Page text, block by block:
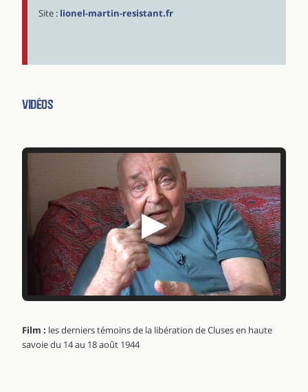
Site : lionel-martin-resistant.fr
Vidéos
▶
Film : les derniers témoins de la libération de Cluses en haute
savoie du 14 au 18 août 1944